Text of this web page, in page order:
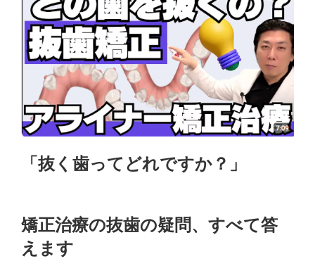
「抜く歯ってどれですか？」
矯正治療の抜歯の疑問、すべて答
えます